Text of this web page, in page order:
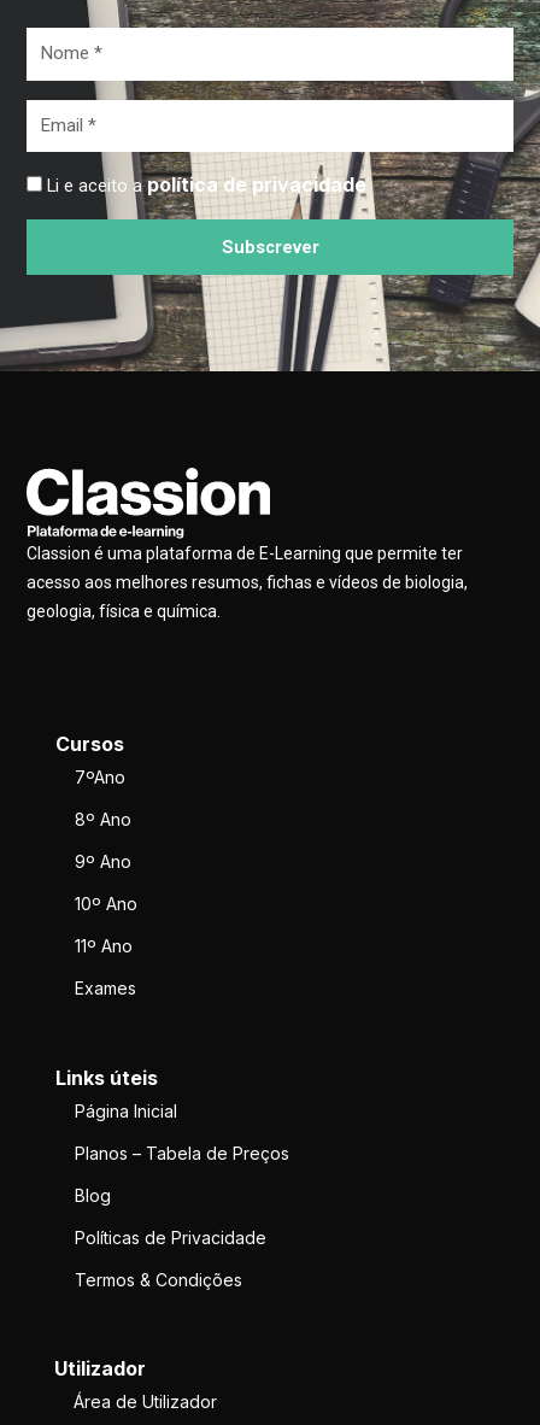
Li e aceito apolítica de privacidade
Subscrever
Classion é uma plataforma de E-Learning que permite ter
acesso aos melhores resumos, fichas e vídeos de biologia,
geologia, física e química.
Cursos
7ºAno
8º Ano
9º Ano
10º Ano
11º Ano
Exames
Links úteis
Página Inicial
Planos – Tabela de Preços
Blog
Políticas de Privacidade
Termos & Condições
Utilizador
Área de Utilizador